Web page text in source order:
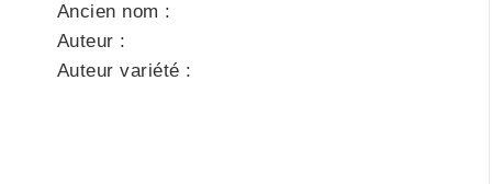
Ancien nom :
Auteur :
Auteur variété :